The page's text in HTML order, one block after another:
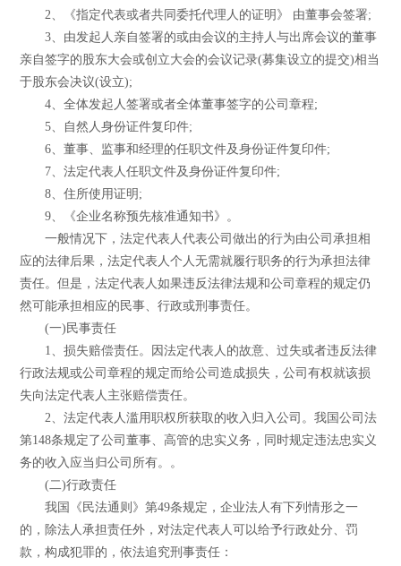
2、《指定代表或者共同委托代理人的证明》 由董事会签署;
3、由发起人亲自签署的或由会议的主持人与出席会议的董事
亲自签字的股东大会或创立大会的会议记录(募集设立的提交)相当
于股东会决议(设立);
4、全体发起人签署或者全体董事签字的公司章程;
5、自然人身份证件复印件;
6、董事、监事和经理的任职文件及身份证件复印件;
7、法定代表人任职文件及身份证件复印件;
8、住所使用证明;
9、《企业名称预先核准通知书》。
一般情况下，法定代表人代表公司做出的行为由公司承担相
应的法律后果，法定代表人个人无需就履行职务的行为承担法律
责任。但是，法定代表人如果违反法律法规和公司章程的规定仍
然可能承担相应的民事、行政或刑事责任。
(一)民事责任
1、损失赔偿责任。因法定代表人的故意、过失或者违反法律
行政法规或公司章程的规定而给公司造成损失，公司有权就该损
失向法定代表人主张赔偿责任。
2、法定代表人滥用职权所获取的收入归入公司。我国公司法
第148条规定了公司董事、高管的忠实义务，同时规定违法忠实义
务的收入应当归公司所有。。
(二)行政责任
我国《民法通则》第49条规定，企业法人有下列情形之一
的，除法人承担责任外，对法定代表人可以给予行政处分、罚
款，构成犯罪的，依法追究刑事责任：